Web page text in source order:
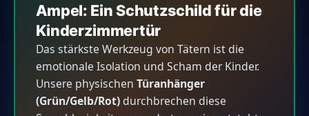
Ampel: Ein Schutzschild für die
Kinderzimmertür
Das stärkste Werkzeug von Tätern ist die
emotionale Isolation und Scham der Kinder.
Unsere physischen Türanhänger
(Grün/Gelb/Rot)durchbrechen diese